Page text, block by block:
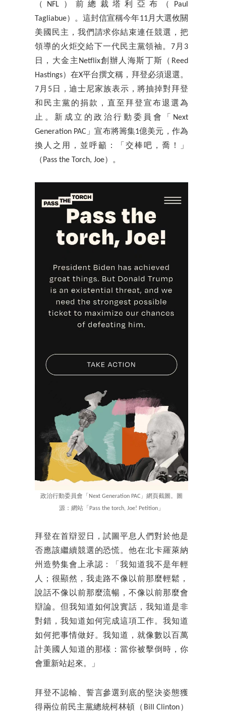
（NFL）前總裁塔利亞布（Paul
Tagliabue）。這封信宣稱今年11月大選攸關
美國民主，我們請求你結束連任競選，把
領導的火炬交給下一代民主黨領袖。7月3
日，大金主Netflix創辦人海斯丁斯（Reed
Hastings）在X平台撰文稱，拜登必須退選。
7月5日，迪士尼家族表示，將抽掉對拜登
和民主黨的捐款，直至拜登宣布退選為
止。新成立的政治行動委員會「Next
Generation PAC」宣布將籌集1億美元，作為
換人之用，並呼籲：「交棒吧，喬！」
（Pass the Torch, Joe）。
政治行動委員會「Next Generation PAC」網頁截圖。圖
源：網站「Pass the torch, Joe! Petition」
拜登在首辯翌日，試圖平息人們對於他是
否應該繼續競選的恐慌。他在北卡羅萊納
州造勢集會上承認：「我知道我不是年輕
人；很顯然，我走路不像以前那麼輕鬆，
說話不像以前那麼流暢，不像以前那麼會
辯論。但我知道如何說實話，我知道是非
對錯，我知道如何完成這項工作。我知道
如何把事情做好。我知道，就像數以百萬
計美國人知道的那樣：當你被擊倒時，你
會重新站起來。」
拜登不認輸、誓言參選到底的堅決姿態獲
得兩位前民主黨總統柯林頓（Bill Clinton）